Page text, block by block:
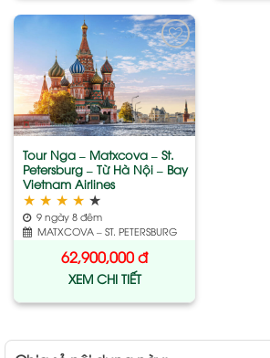
Add
to
wishlist
Tour Nga – Matxcova – St.
Petersburg – Từ Hà Nội – Bay
Vietnam Airlines
★ ★ ★ ★ ★
9 ngày 8 đêm
MATXCOVA – ST. PETERSBURG
62,900,000đ
XEM CHI TIẾT